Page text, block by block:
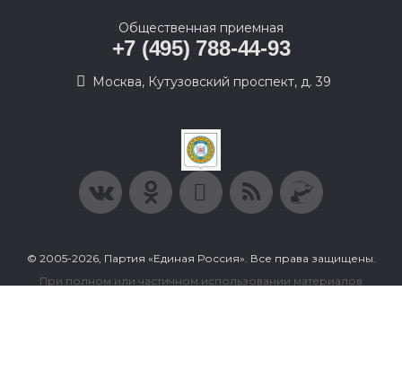
Общественная приемная
+7 (495) 788-44-93
Москва, Кутузовский проспект, д. 39
© 2005-2026, Партия «Единая Россия». Все права защищены.
При полном или частичном использовании материалов